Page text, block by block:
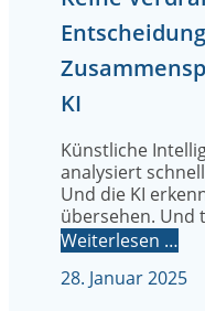
KI
Künstliche
analysiert
Und die KI
übersehen. Und
Weiterlesen …
28. Januar 2025